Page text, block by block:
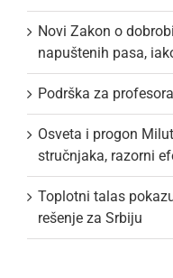
Novi Zakon o
napuštenih pasa,
Podrška za
Osveta i progon
stručnjaka, razorni
Toplotni talas
rešenje za Srbiju